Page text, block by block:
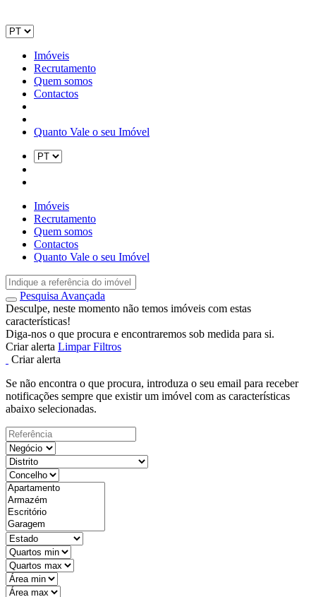
Imóveis
Recrutamento
Quem somos
Contactos
Quanto Vale o seu Imóvel
Imóveis
Recrutamento
Quem somos
Contactos
Quanto Vale o seu Imóvel
Pesquisa Avançada
Desculpe, neste momento não temos imóveis com estas
características!
Diga-nos o que procura e encontraremos sob medida para si.
Criar alerta Limpar Filtros
Criar alerta
Se não encontra o que procura, introduza o seu email para receber
notificações sempre que existir um imóvel com as características
abaixo selecionadas.